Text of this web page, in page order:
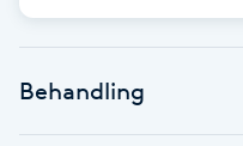
Diamantslipning
E
Enzympeeling
Behandling